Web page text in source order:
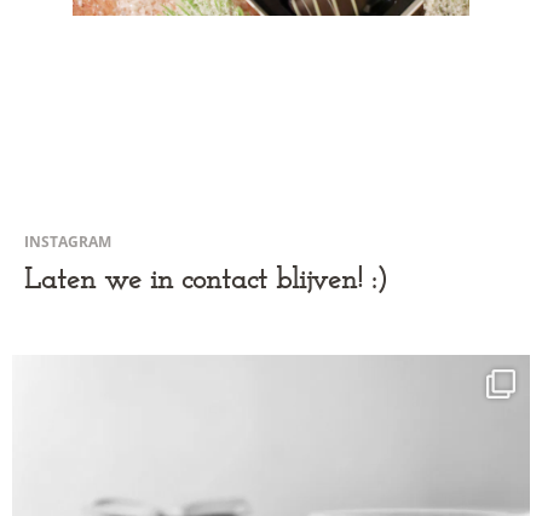
INSTAGRAM
Laten we in contact blijven! :)